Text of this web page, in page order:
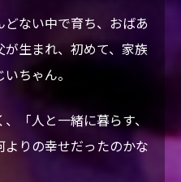
ない中で育ち、おばあ
生まれ、初めて、家族
ちゃん。
「人と一緒に暮らす、
りの幸せだったのかな